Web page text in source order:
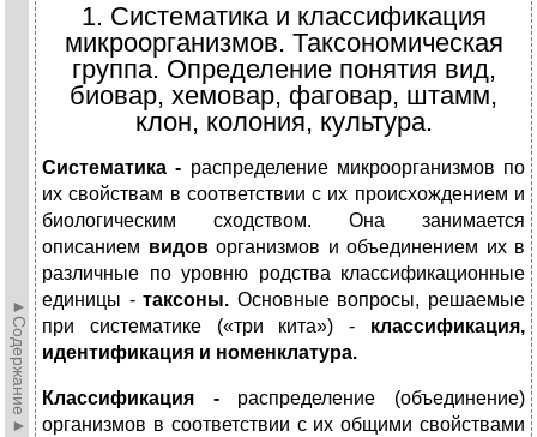
►Содержание►
1. Систематика и классификация
микроорганизмов. Таксономическая
группа. Определение понятия вид,
биовар, хемовар, фаговар, штамм,
клон, колония, культура.
Систематика - распределение микроорганизмов по
их свойствам в соответствии с их происхождением и
биологическим сходством. Она занимается
описанием видоворганизмов и объединением их в
различные по уровню родства классификационные
единицы -таксоны. Основные вопросы, решаемые
при систематике («три кита») - классификация,
идентификация и номенклатура.
Классификация - распределение (объединение)
организмов в соответствии с их общими свойствами